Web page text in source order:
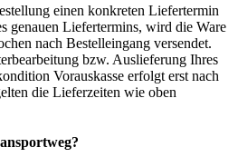
einen konkreten Liefertermin
genauen Liefertermins, wird die Ware
nach Bestelleingang versendet.
bzw. Auslieferung Ihres
Vorauskasse erfolgt erst nach
die Lieferzeiten wie oben